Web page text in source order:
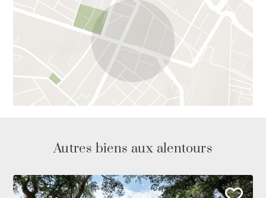
Autres biens aux alentours